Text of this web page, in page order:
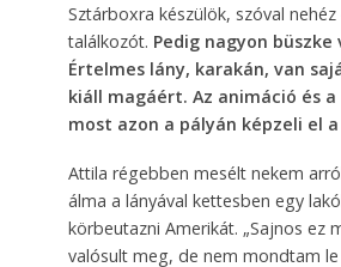
Sztárboxra készülök, szóval
találkozót. Pedig nagyon büszke
Értelmes lány, karakán, van
kiáll magáért. Az animáció és
most azon a pályán képzeli el
Attila régebben mesélt nekem
álma a lányával kettesben egy
körbeutazni Amerikát. „Sajnos ez
valósult meg, de nem mondtam